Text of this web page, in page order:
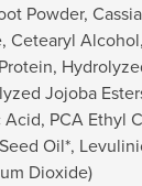
Powder,
Cetearyl
Jojoba
PCA Ethyl
Oil*,
Dioxide)